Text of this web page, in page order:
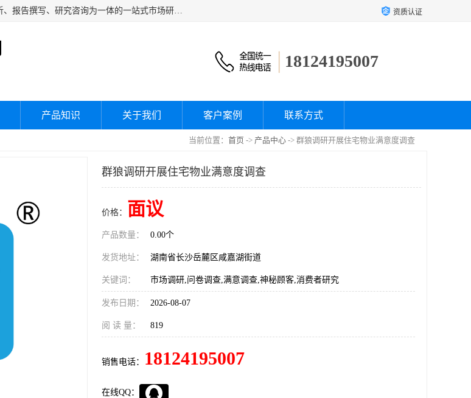
湖南群狼市场调研服务有限公司是一家集问卷设计、市场调查执行、数据统计分析、报告撰写、研究咨询为一体的一站式市场研究服务机构，主要服务：市场调研、三方评估、满意度研究、快消研究、地产物业调查、品牌研究、神秘顾客调查、行业研究、产品研究、公共事务专项调查等。 资质认证
18124195007
产品知识 关于我们 客户案例 联系方式
当前位置： 首页 -> 产品中心 -> 群狼调研开展住宅物业满意度调查
群狼调研开展住宅物业满意度调查
价格： 面议
产品数量： 0.00个
发货地址： 湖南省长沙岳麓区咸嘉湖街道
关键词： 市场调研,问卷调查,满意调查,神秘顾客,消费者研究
发布日期： 2026-08-07
阅 读 量： 819
销售电话： 18124195007
在线QQ：